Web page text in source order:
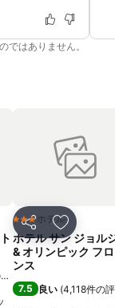
ではありません。
追加
価
シェア お気に入
3 ホテルのランク
ホテル
ホテル サン ジョル
& オリンピック フ
ンス
7.5 良い (4,118件の